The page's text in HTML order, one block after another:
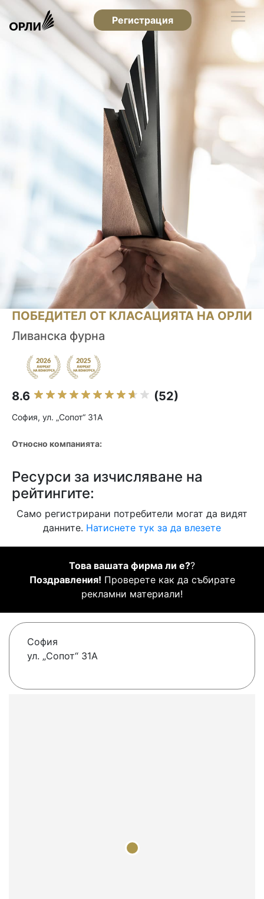
Регистрация
ПОБЕДИТЕЛ ОТ КЛАСАЦИЯТА НА ОРЛИ
Ливанска фурна
8.6 (52)
София, ул. „Сопот“ 31А
Относно компанията:
Ресурси за изчисляване на
рейтингите:
Само регистрирани потребители могат да видят
данните. Натиснете тук за да влезете
Това вашата фирма ли е??
Поздравления! Проверете как да събирате
рекламни материали!
София
ул. „Сопот“ 31А